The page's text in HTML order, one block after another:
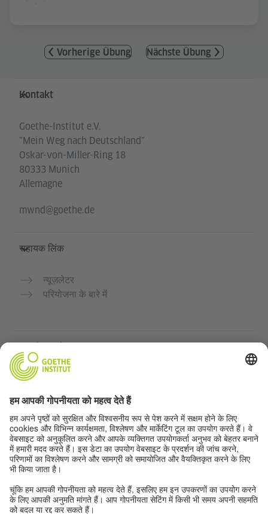
Vorherige Übung Nächste Übung
Service- und Informationsbereich
Kontakt
Goethe-Institut e.V.
"Mein Weg nach Deutschland"
Oskar-von-Miller-Ring 18
80333 Munich
Allemagne
mwnd@goethe.de
सहायक लिंक
न्यूज़लेटर
परियोजना के बारे में
जर्मन भाषा का अभ्यास मुफ्त में करें
गोएथे संस्थान के जर्मन पाठ्यक्रम
शिक्षक पोर्टल "Deutschstunde"
गोपनीयता और सुगम्यता
गोपनीयता सेटिंग्स